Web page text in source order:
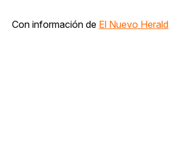
Con información de El Nuevo Herald